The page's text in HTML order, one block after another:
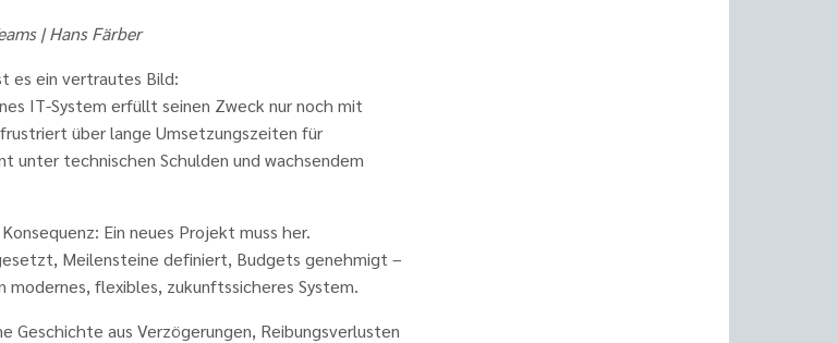
| Hans Färber
es ein vertrautes Bild:
IT-System erfüllt seinen Zweck nur noch mit
über lange Umsetzungszeiten für
unter technischen Schulden und wachsendem
Ein neues Projekt muss her.
Meilensteine definiert, Budgets genehmigt –
modernes, flexibles, zukunftssicheres System.
Geschichte aus Verzögerungen, Reibungsverlusten